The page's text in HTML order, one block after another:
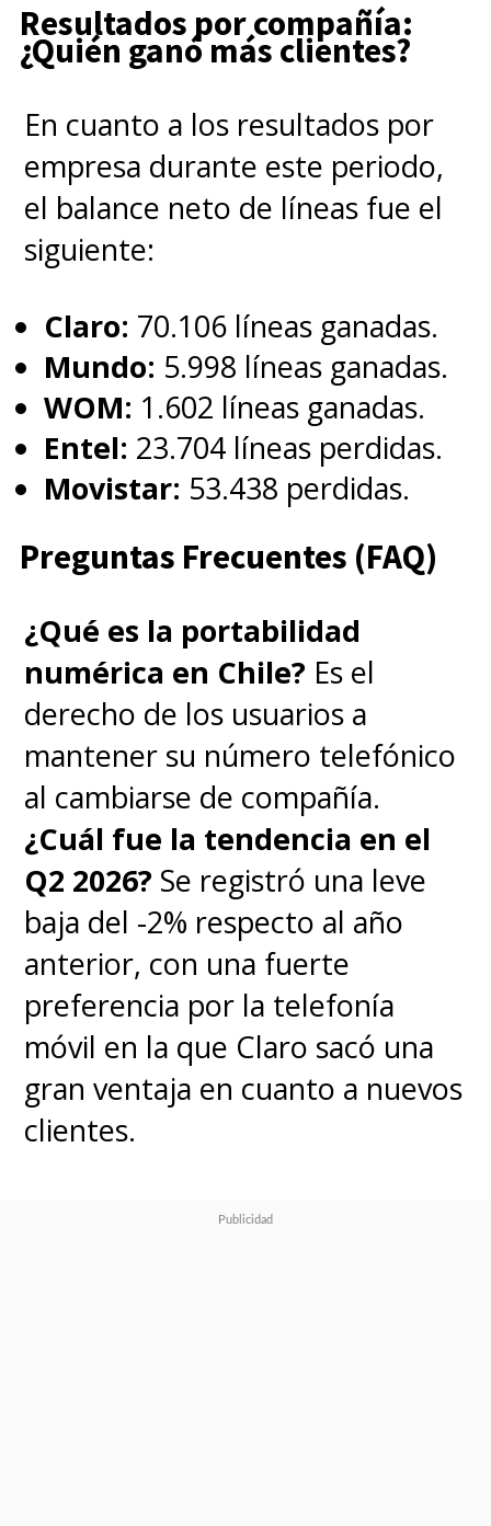
Resultados por compañía:
¿Quién ganó más clientes?
En cuanto a los resultados por
empresa durante este periodo,
el balance neto de líneas fue el
siguiente:
Claro: 70.106 líneas ganadas.
Mundo: 5.998 líneas ganadas.
WOM: 1.602 líneas ganadas.
Entel: 23.704 líneas perdidas.
Movistar: 53.438 perdidas.
Preguntas Frecuentes (FAQ)
¿Qué es la portabilidad
numérica en Chile? Es el
derecho de los usuarios a
mantener su número telefónico
al cambiarse de compañía.
¿Cuál fue la tendencia en el
Q2 2026? Se registró una leve
baja del -2% respecto al año
anterior, con una fuerte
preferencia por la telefonía
móvil en la que Claro sacó una
gran ventaja en cuanto a nuevos
clientes.